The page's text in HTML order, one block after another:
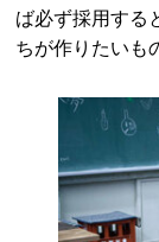
ば必ず採用する
ちが作りたいも